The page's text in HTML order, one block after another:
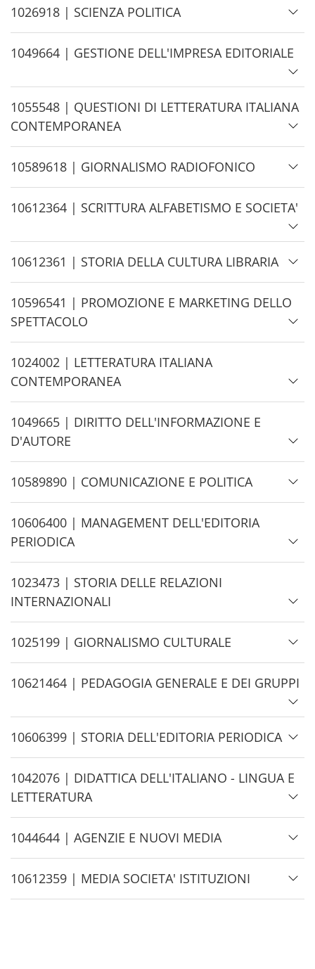
d
e
H
i
d
1026918 | SCIENZA POLITICA
H
d
e
1049664 | GESTIONE DELL'IMPRESA EDITORIALE
H
i
d
e
1055548 | QUESTIONI DI LETTERATURA ITALIANA
CONTEMPORANEA
H
i
d
10589618 | GIORNALISMO RADIOFONICO
H
d
e
10612364 | SCRITTURA ALFABETISMO E SOCIETA'
H
i
d
e
10612361 | STORIA DELLA CULTURA LIBRARIA
H
i
d
e
10596541 | PROMOZIONE E MARKETING DELLO
SPETTACOLO
H
i
d
e
1024002 | LETTERATURA ITALIANA
CONTEMPORANEA
H
i
d
e
1049665 | DIRITTO DELL'INFORMAZIONE E
D'AUTORE
H
i
d
e
10589890 | COMUNICAZIONE E POLITICA
H
i
d
e
10606400 | MANAGEMENT DELL'EDITORIA
PERIODICA
H
i
d
e
1023473 | STORIA DELLE RELAZIONI
INTERNAZIONALI
H
i
d
1025199 | GIORNALISMO CULTURALE
H
d
e
10621464 | PEDAGOGIA GENERALE E DEI GRUPPI
H
i
d
e
10606399 | STORIA DELL'EDITORIA PERIODICA
H
i
d
e
1042076 | DIDATTICA DELL'ITALIANO - LINGUA E
LETTERATURA
H
i
d
e
1044644 | AGENZIE E NUOVI MEDIA
H
i
10612359 | MEDIA SOCIETA' ISTITUZIONI